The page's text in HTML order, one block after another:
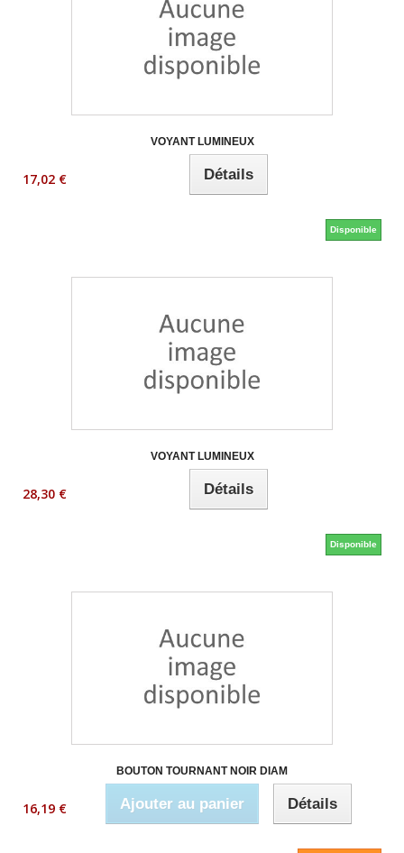
VOYANT LUMINEUX
17,02 € Détails
Disponible
VOYANT LUMINEUX
28,30 € Détails
Disponible
BOUTON TOURNANT NOIR DIAM
16,19 € Ajouter au panier Détails